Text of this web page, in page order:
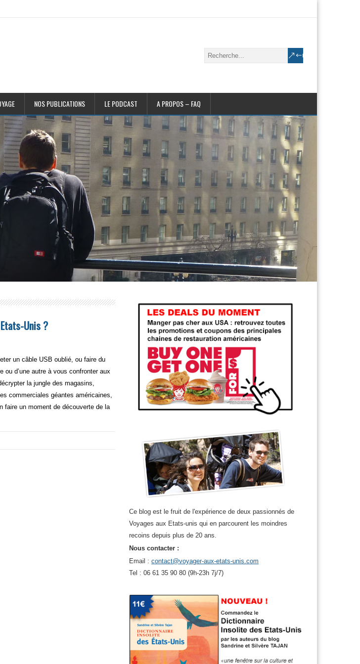
NOS PUBLICATIONS LE PODCAST A PROPOS – FAQ
Unis ?
un câble USB oublié, ou faire du
ou d’une autre à vous confronter aux
la jungle des magasins,
commerciales géantes américaines,
faire un moment de découverte de la
Ce blog est le fruit de l'expérience de deux passionnés de
Voyages aux Etats-unis qui en parcourent les moindres
recoins depuis plus de 20 ans.
Nous contacter :
Email : contact@voyager-aux-etats-unis.com
Tel : 06 61 35 90 80 (9h-23h 7j/7)